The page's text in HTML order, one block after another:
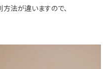
法が違いますので、